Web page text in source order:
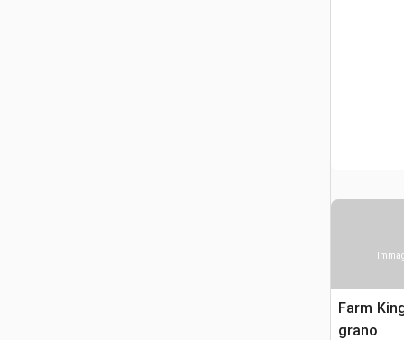
Farm
grano